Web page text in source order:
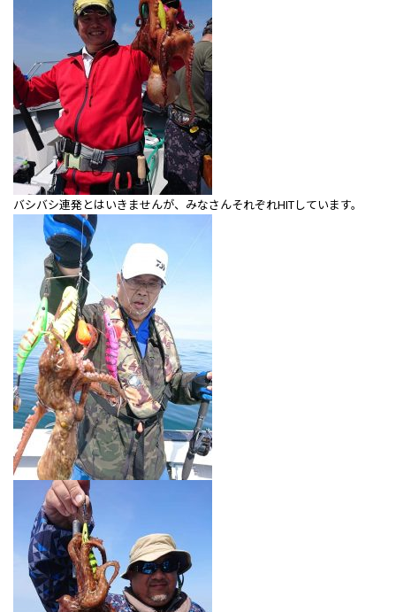
バシバシ連発とはいきませんが、みなさんそれぞれHITしています。